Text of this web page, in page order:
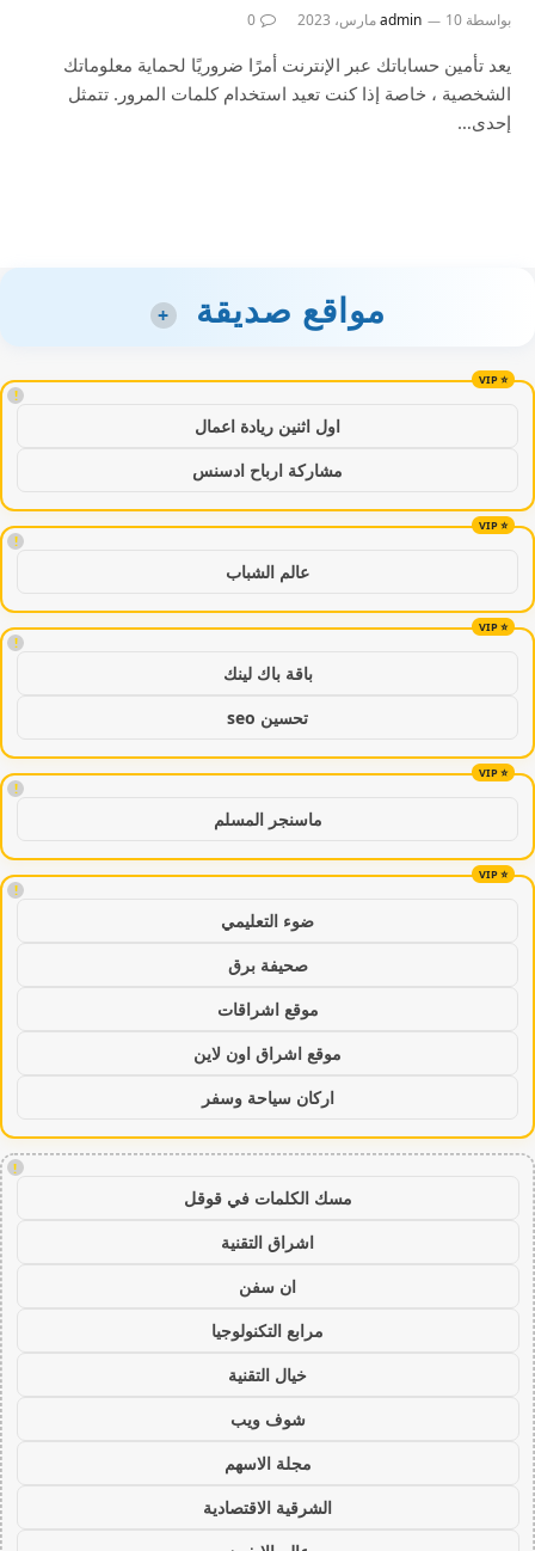
بواسطة admin 10 مارس، 2023 0
يعد تأمين حساباتك عبر الإنترنت أمرًا ضروريًا لحماية معلوماتك
الشخصية ، خاصة إذا كنت تعيد استخدام كلمات المرور. تتمثل
إحدى…
مواقع صديقة +
!
اول اثنين ريادة اعمال
مشاركة ارباح ادسنس
!
عالم الشباب
!
باقة باك لينك
تحسين seo
!
ماسنجر المسلم
!
ضوء التعليمي
صحيفة برق
موقع اشراقات
موقع اشراق اون لاين
اركان سياحة وسفر
!
مسك الكلمات في قوقل
اشراق التقنية
ان سفن
مرابع التكنولوجيا
خيال التقنية
شوف ويب
مجلة الاسهم
الشرقية الاقتصادية